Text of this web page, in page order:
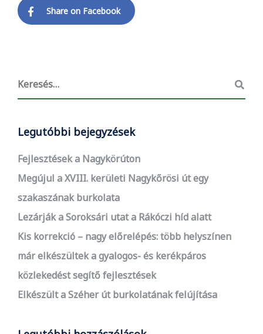
Share on Facebook
Legutóbbi bejegyzések
Fejlesztések a Nagykörúton
Megújul a XVIII. kerületi Nagykőrösi út egy
szakaszának burkolata
Lezárják a Soroksári utat a Rákóczi híd alatt
Kis korrekció – nagy előrelépés: több helyszínen
már elkészültek a gyalogos- és kerékpáros
közlekedést segítő fejlesztések
Elkészült a Széher út burkolatának felújítása